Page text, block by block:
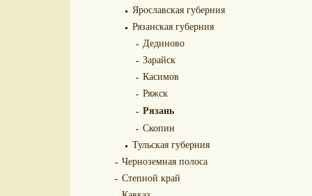
Ярославская губерния
Рязанская губерния
Дединово
Зарайск
Касимов
Ряжск
Рязань
Скопин
Тульская губерния
Черноземная полоса
Степной край